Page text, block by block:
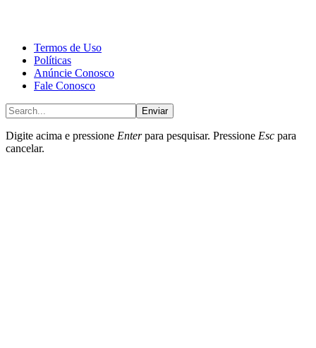
Termos de Uso
Políticas
Anúncie Conosco
Fale Conosco
Enviar
Digite acima e pressione Enterpara pesquisar. Pressione Esc para
cancelar.